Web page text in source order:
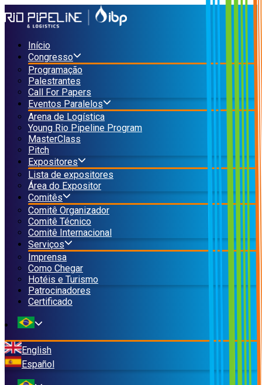
Início
Congresso
Programação
Palestrantes
Call For Papers
Eventos Paralelos
Arena de Logística
Young Rio Pipeline Program
MasterClass
Pitch
Expositores
Lista de expositores
Área do Expositor
Comitês
Comitê Organizador
Comitê Técnico
Comitê Internacional
Serviços
Imprensa
Como Chegar
Hotéis e Turismo
Patrocinadores
Certificado
English
Español